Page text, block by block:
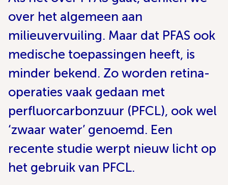
over het algemeen aan
milieuvervuiling. Maar dat PFAS ook
medische toepassingen heeft, is
minder bekend. Zo worden retina-
operaties vaak gedaan met
perfluorcarbonzuur (PFCL), ook wel
‘zwaar water’ genoemd. Een
recente studie werpt nieuw licht op
het gebruik van PFCL.